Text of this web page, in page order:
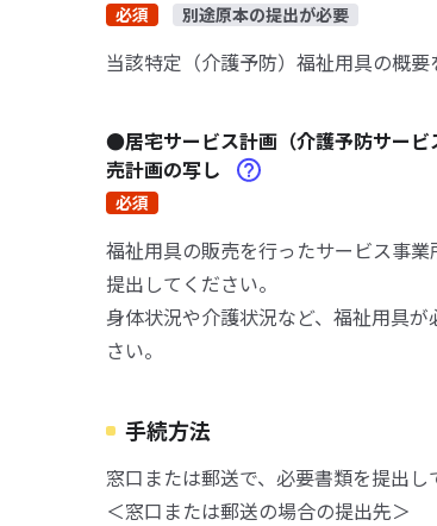
必須 別途原本の提出が必要
当該特定（介護予防）福祉用具の概
●居宅サービス計画（介護予防サー
売計画の写し
必須
福祉用具の販売を行ったサービス事
提出してください。
身体状況や介護状況など、福祉用具
さい。
手続方法
窓口または郵送で、必要書類を提出し
＜窓口または郵送の場合の提出先＞